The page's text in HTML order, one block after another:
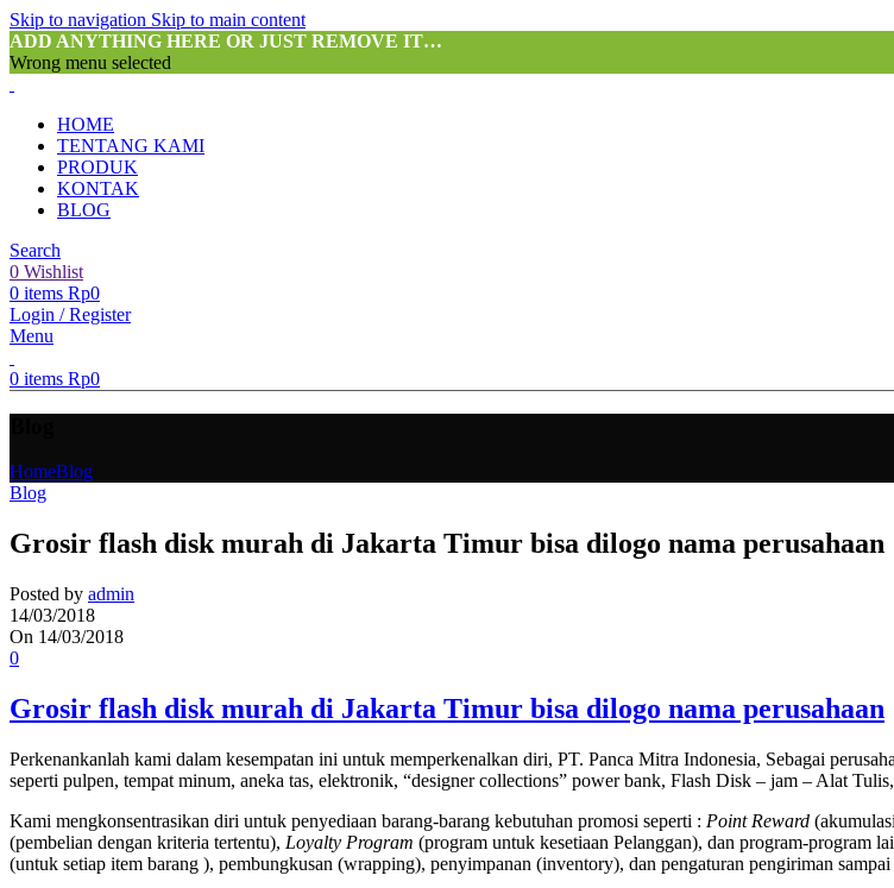
Skip to navigation Skip to main content
ADD ANYTHING HERE OR JUST REMOVE IT…
Wrong menu selected
HOME
TENTANG KAMI
PRODUK
KONTAK
BLOG
Search
0 Wishlist
0 items Rp0
Login / Register
Menu
0 items Rp0
HomeBlog
Blog
Grosir flash disk murah di Jakarta Timur bisa dilogo nama perusahaan
Posted by admin
14/03/2018
On 14/03/2018
0
Grosir flash disk murah di Jakarta Timur bisa dilogo nama perusahaan
Perkenankanlah kami dalam kesempatan ini untuk memperkenalkan diri, PT. Panca Mitra Indonesia, Sebagai
seperti pulpen, tempat minum, aneka tas, elektronik, “designer collections” power bank, Flash Disk – jam – Alat
Kami mengkonsentrasikan diri untuk penyediaan barang-barang kebutuhan promosi seperti : Point Reward
(pembelian dengan kriteria tertentu), Loyalty Program (program untuk kesetiaan Pelanggan), dan program-program
(untuk setiap item barang ), pembungkusan (wrapping), penyimpanan (inventory), dan pengaturan pengiriman